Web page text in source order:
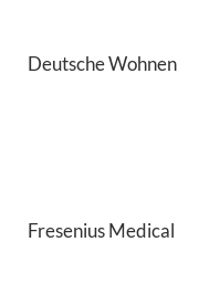
Deutsche Wohnen
Fresenius Medical